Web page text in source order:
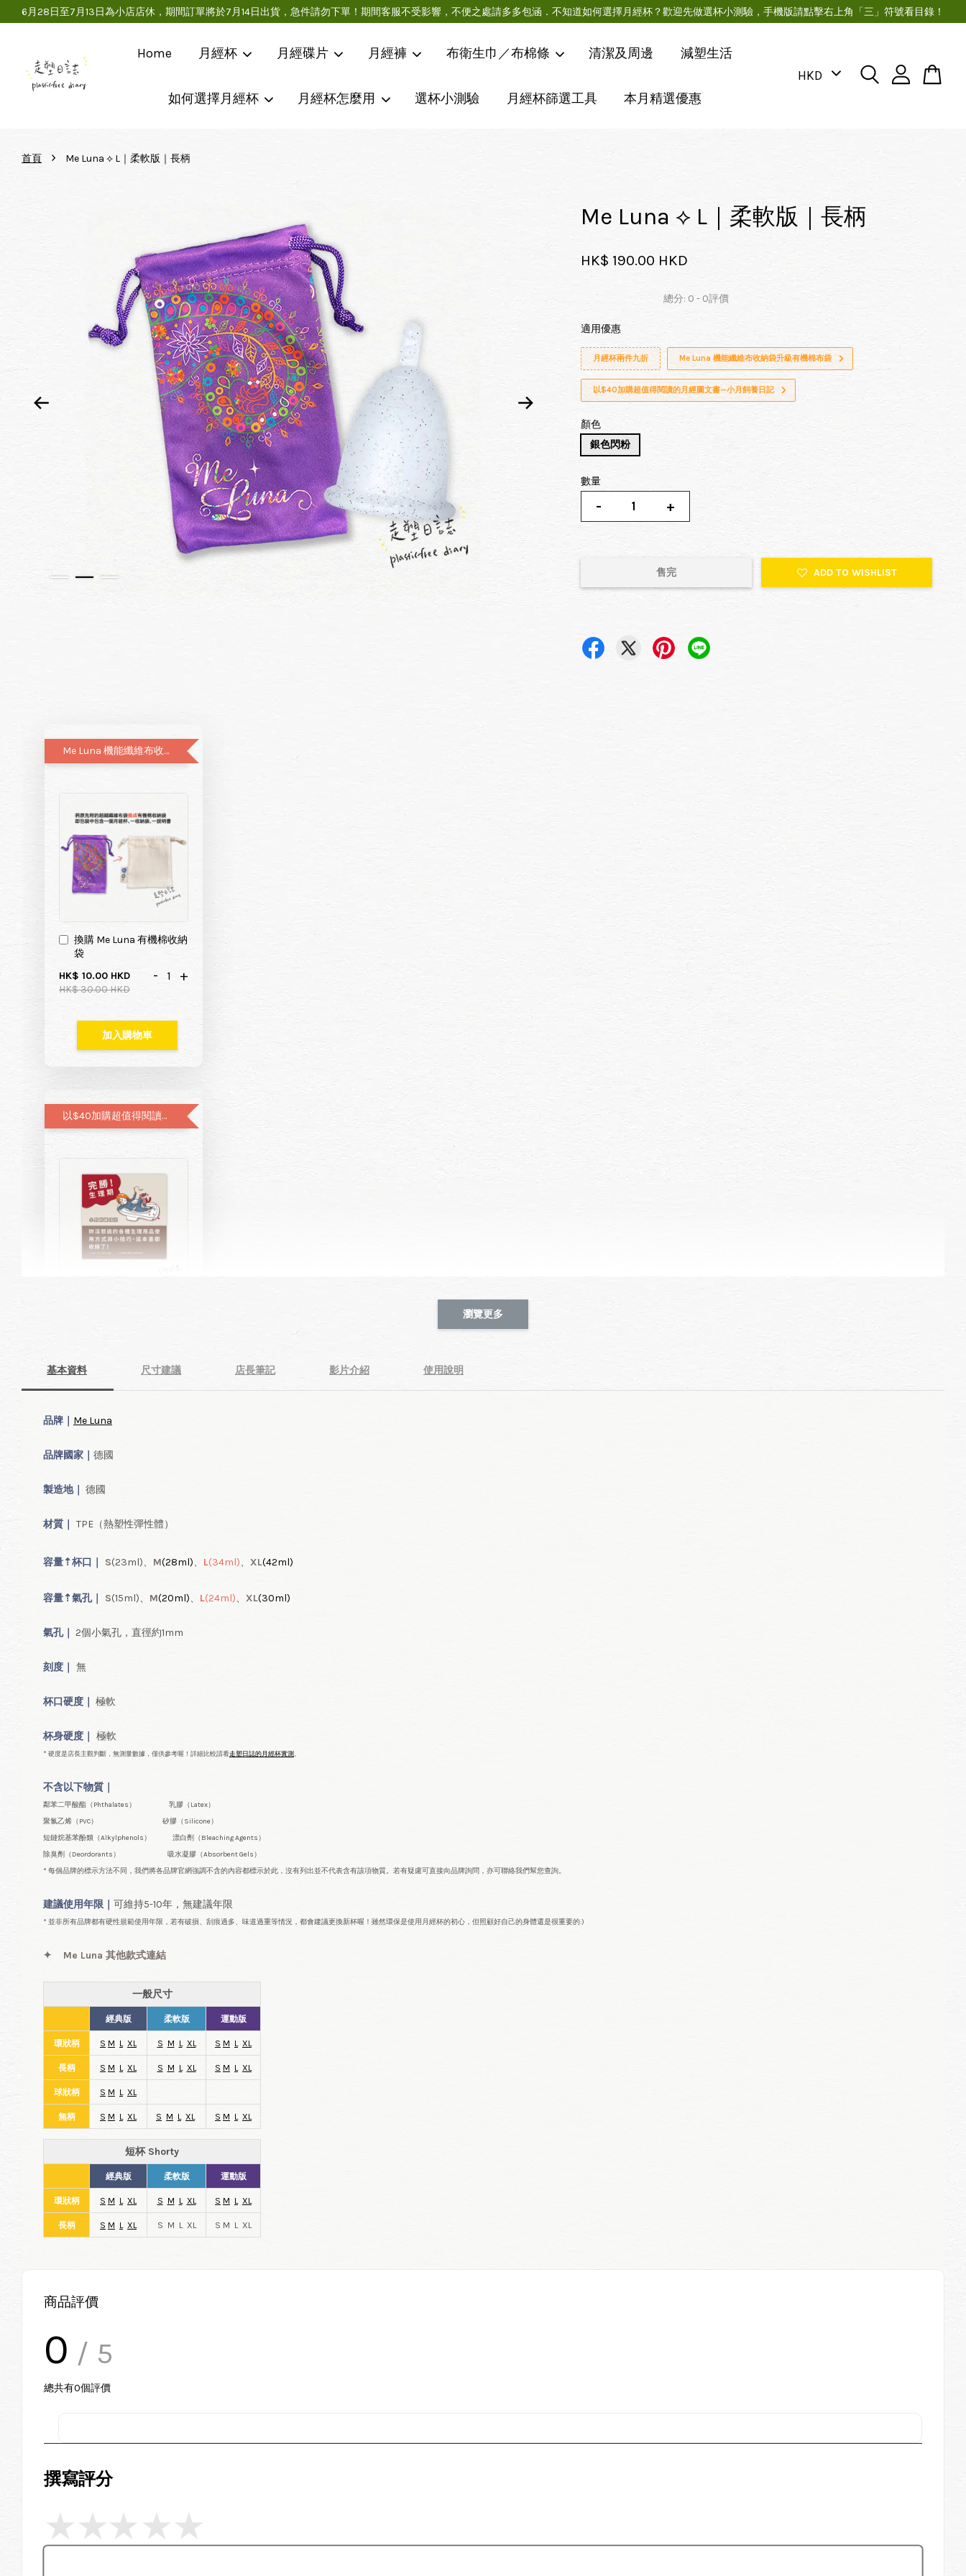
6月28日至7月13日為小店店休，期間訂單將於7月14日出貨，急件請勿下單！期間客服不受影響，不便之處請多多包涵．不知道如何選擇月經杯？歡迎先做選杯小測驗，手機版請點擊右上角「三」符號看目錄！
Home 月經杯 月經碟片 月經褲 布衛生巾／布棉條 清潔及周邊 減塑生活
如何選擇月經杯 月經杯怎麼用 選杯小測驗 月經杯篩選工具 本月精選優惠
首頁 › Me Luna ⟡ L｜柔軟版｜長柄
Me Luna ⟡ L｜柔軟版｜長柄
HK$ 190.00 HKD
總分: 0 - 0評價
適用優惠
月經杯兩件九折 Me Luna 機能纖維布收納袋升級有機棉布袋
以$40加購超值得閱讀的月經圖文書—小月飼養日記
顏色
銀色閃粉
數量
- +
售完 ADD TO WISHLIST
Me Luna 機能纖維布收納袋升級有機棉布袋
換購 Me Luna 有機棉收納
袋
HK$ 10.00 HKD
HK$ 30.00 HKD
- +
加入購物車
以$40加購超值得閱讀的月經圖文書—小月飼養日記
瀏覽更多
基本資料 尺寸建議 店長筆記 影片介紹 使用說明
品牌｜ Me Luna
品牌國家｜ 德國
製造地｜ 德國
材質｜ TPE（熱塑性彈性體）
容量⇡杯口｜ S(23ml)、 M(28ml)、 L(34ml)、 XL(42ml)
容量⇡氣孔｜ S(15ml)、 M(20ml)、 L(24ml)、 XL(30ml)
氣孔｜ 2個小氣孔，直徑約1mm
刻度｜ 無
杯口硬度｜ 極軟
杯身硬度｜ 極軟
* 硬度是店長主觀判斷，無測量數據，僅供參考喔！詳細比較請看走塑日誌的月經杯實測
不含以下物質｜
鄰苯二甲酸酯（Phthalates） 乳膠（Latex）
聚氯乙烯（PVC） 矽膠（Silicone）
短鏈烷基苯酚類（Alkylphenols） 漂白劑（Bleaching Agents）
除臭劑（Deordorants） 吸水凝膠（Absorbent Gels）
* 每個品牌的標示方法不同，我們將各品牌官網強調不含的內容都標示於此，沒有列出並不代表含有該項物質。若有疑慮可直接向品牌詢問，亦可聯絡我們幫您查詢。
建議使用年限｜ 可維持5-10年，無建議年限
* 並非所有品牌都有硬性規範使用年限，若有破損、刮痕過多、味道過重等情況，都會建議更換新杯喔！雖然環保是使用月經杯的初心，但照顧好自己的身體還是很重要的:)
✦ Me Luna 其他款式連結
一般尺寸
經典版 柔軟版 運動版
環狀柄 S M L XL S M L XL S M L XL
長柄 S M L XL S M L XL S M L XL
球狀柄 S M L XL
無柄 S M L XL S M L XL S M L XL
短杯 Shorty
經典版 柔軟版 運動版
環狀柄 S M L XL S M L XL S M L XL
長柄 S M L XL S M L XL S M L XL
商品評價
0 / 5
總共有0個評價
撰寫評分